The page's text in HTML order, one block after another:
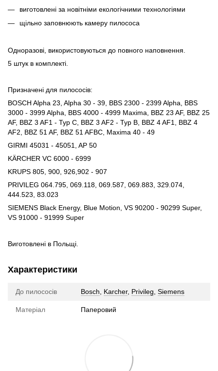
виготовлені за новітніми екологічними технологіями
щільно заповнюють камеру пилососа
Одноразові, використовуються до повного наповнення.
5 штук в комплекті.
Призначені для пилососів:
BOSCH Alpha 23, Alpha 30 - 39, BBS 2300 - 2399 Alpha, BBS
3000 - 3999 Alpha, BBS 4000 - 4999 Maxima, BBZ 23 AF, BBZ 25
AF, BBZ 3 AF1 - Typ C, BBZ 3 AF2 - Typ B, BBZ 4 AF1, BBZ 4
AF2, BBZ 51 AF, BBZ 51 AFBC, Maxima 40 - 49
GIRMI 45031 - 45051, AP 50
KÄRCHER VC 6000 - 6999
KRUPS 805, 900, 926,902 - 907
PRIVILEG 064.795, 069.118, 069.587, 069.883, 329.074,
444.523, 83.023
SIEMENS Black Energy, Blue Motion, VS 90200 - 90299 Super,
VS 91000 - 91999 Super
Виготовлені в Польщі.
Характеристики
До пилососів Bosch Karcher, Privileg Siemens
Матеріал Паперовий